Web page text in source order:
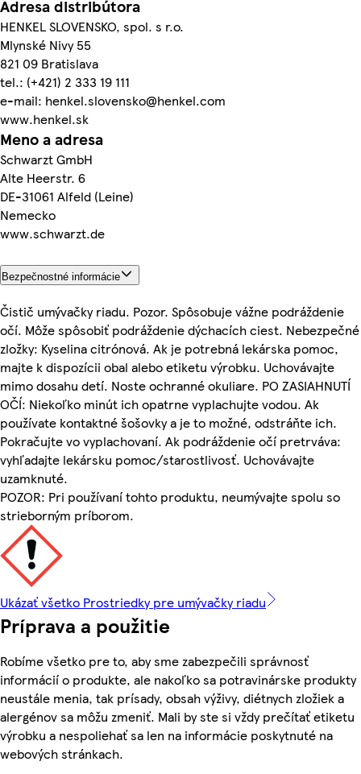
Adresa distribútora
HENKEL SLOVENSKO, spol. s r.o.
Mlynské Nivy 55
821 09 Bratislava
tel.: (+421) 2 333 19 111
e-mail: henkel.slovensko@henkel.com
www.henkel.sk
Meno a adresa
Schwarzt GmbH
Alte Heerstr. 6
DE-31061 Alfeld (Leine)
Nemecko
www.schwarzt.de
Bezpečnostné informácie
Čistič umývačky riadu. Pozor. Spôsobuje vážne podráždenie
očí. Môže spôsobiť podráždenie dýchacích ciest. Nebezpečné
zložky: Kyselina citrónová. Ak je potrebná lekárska pomoc,
majte k dispozícii obal alebo etiketu výrobku. Uchovávajte
mimo dosahu detí. Noste ochranné okuliare. PO ZASIAHNUTÍ
OČÍ: Niekoľko minút ich opatrne vyplachujte vodou. Ak
používate kontaktné šošovky a je to možné, odstráňte ich.
Pokračujte vo vyplachovaní. Ak podráždenie očí pretrváva:
vyhľadajte lekársku pomoc/starostlivosť. Uchovávajte
uzamknuté.
POZOR: Pri používaní tohto produktu, neumývajte spolu so
strieborným príborom.
Ukázať všetko Prostriedky pre umývačky riadu
Príprava a použitie
Robíme všetko pre to, aby sme zabezpečili správnosť
informácií o produkte, ale nakoľko sa potravinárske produkty
neustále menia, tak prísady, obsah výživy, diétnych zložiek a
alergénov sa môžu zmeniť. Mali by ste si vždy prečítať etiketu
výrobku a nespoliehať sa len na informácie poskytnuté na
webových stránkach.